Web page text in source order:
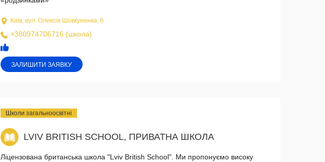
Київ, вул. Олексія Шовкуненка, 6
+380974706716 (школа)
ЗАЛИШИТИ ЗАЯВКУ
Школи загальноосвітні
LVIV BRITISH SCHOOL, ПРИВАТНА ШКОЛА
Ліцензована британська школа "Lviv British School". Ми пропонуємо високу